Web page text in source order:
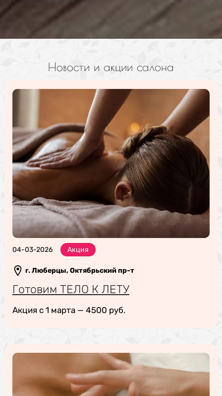
Новости и акции салона
04-03-2026 Акция
г. Люберцы, Октябрьский пр-т
Готовим ТЕЛО К ЛЕТУ
Акция с 1 марта — 4500 руб.